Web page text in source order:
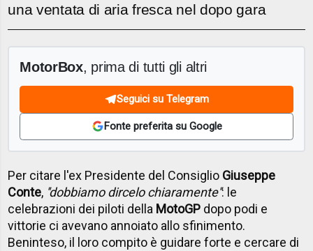
una ventata di aria fresca nel dopo gara
MotorBox, prima di tutti gli altri
Seguici su Telegram
Fonte preferita su Google
Per citare l'ex Presidente del Consiglio Giuseppe
Conte, ''dobbiamo dircelo chiaramente'': le
celebrazioni dei piloti della MotoGP dopo podi e
vittorie ci avevano annoiato allo sfinimento.
Beninteso, il loro compito è guidare forte e cercare di